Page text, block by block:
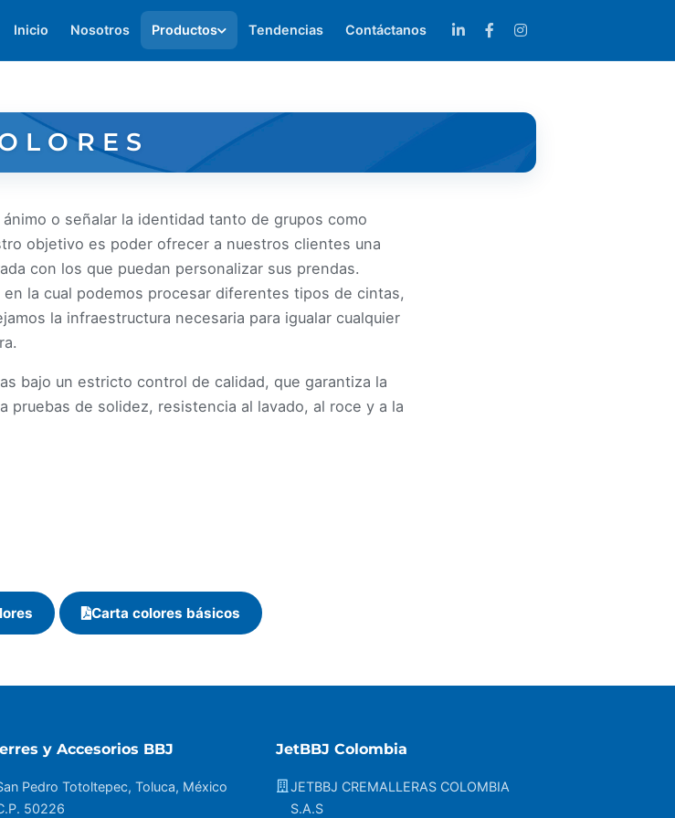
Inicio Nosotros Productos Tendencias Contáctanos
o señalar la identidad tanto de grupos como
objetivo es poder ofrecer a nuestros clientes una
con los que puedan personalizar sus prendas.
la cual podemos procesar diferentes tipos de cintas,
la infraestructura necesaria para igualar cualquier
bajo un estricto control de calidad, que garantiza la
pruebas de solidez, resistencia al lavado, al roce y a la
Carta colores básicos
y Accesorios BBJ
Pedro Totoltepec, Toluca, México
50226
JetBBJ Colombia
JETBBJ CREMALLERAS COLOMBIA
S.A.S